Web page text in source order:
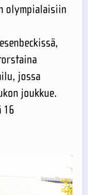
olympialaisiin
jossa
joukkue.
16